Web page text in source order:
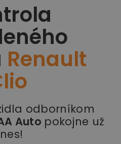
Renault
odborníkom
Auto pokojne už